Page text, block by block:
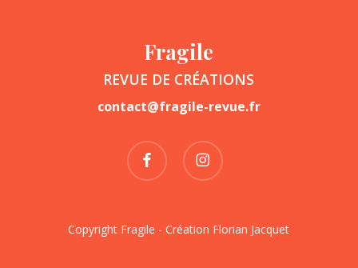
Fragile
REVUE DE CRÉATIONS
contact@fragile-revue.fr
facebook instagram
Copyright Fragile - Création Florian Jacquet